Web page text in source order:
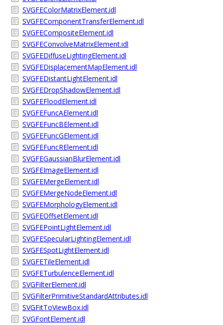
SVGFEColorMatrixElement.idl
SVGFEComponentTransferElement.idl
SVGFECompositeElement.idl
SVGFEConvolveMatrixElement.idl
SVGFEDiffuseLightingElement.idl
SVGFEDisplacementMapElement.idl
SVGFEDistantLightElement.idl
SVGFEDropShadowElement.idl
SVGFEFloodElement.idl
SVGFEFuncAElement.idl
SVGFEFuncBElement.idl
SVGFEFuncGElement.idl
SVGFEFuncRElement.idl
SVGFEGaussianBlurElement.idl
SVGFEImageElement.idl
SVGFEMergeElement.idl
SVGFEMergeNodeElement.idl
SVGFEMorphologyElement.idl
SVGFEOffsetElement.idl
SVGFEPointLightElement.idl
SVGFESpecularLightingElement.idl
SVGFESpotLightElement.idl
SVGFETileElement.idl
SVGFETurbulenceElement.idl
SVGFilterElement.idl
SVGFilterPrimitiveStandardAttributes.idl
SVGFitToViewBox.idl
SVGFontElement.idl